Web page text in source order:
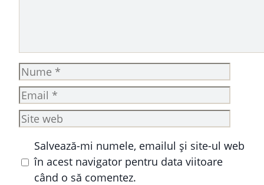
Nume
Email
Site
Salvează-mi numele, emailul și site-ul web
în acest navigator pentru data viitoare
când o să comentez.